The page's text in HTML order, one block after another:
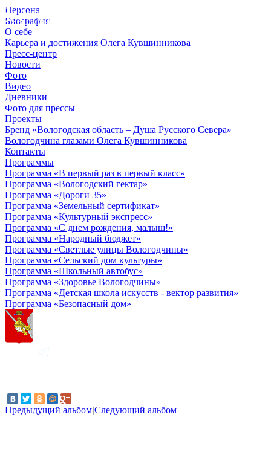
Персона
Биография
О себе
Карьера и достижения Олега Кувшинникова
Пресс-центр
Новости
Фото
Видео
Дневники
Фото для прессы
Проекты
Бренд «Вологодская область – Душа Русского Севера»
Вологодчина глазами Олега Кувшинникова
Контакты
Программы
Программа «В первый раз в первый класс»
Программа «Вологодский гектар»
Программа «Дороги 35»
Программа «Земельный сертификат»
Программа «Культурный экспресс»
Программа «С днем рождения, малыш!»
Программа «Народный бюджет»
Программа «Светлые улицы Вологодчины»
Программа «Сельский дом культуры»
Программа «Школьный автобус»
Программа «Здоровье Вологодчины»
Программа «Детская школа искусств - вектор развития»
Программа «Безопасный дом»
Предыдущий альбом|Следующий альбом
© 2012 - 2023,
КУВШИННИКОВ О.А.